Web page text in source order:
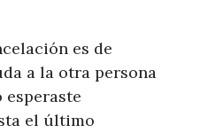
es de
a la otra persona
esperaste
el último